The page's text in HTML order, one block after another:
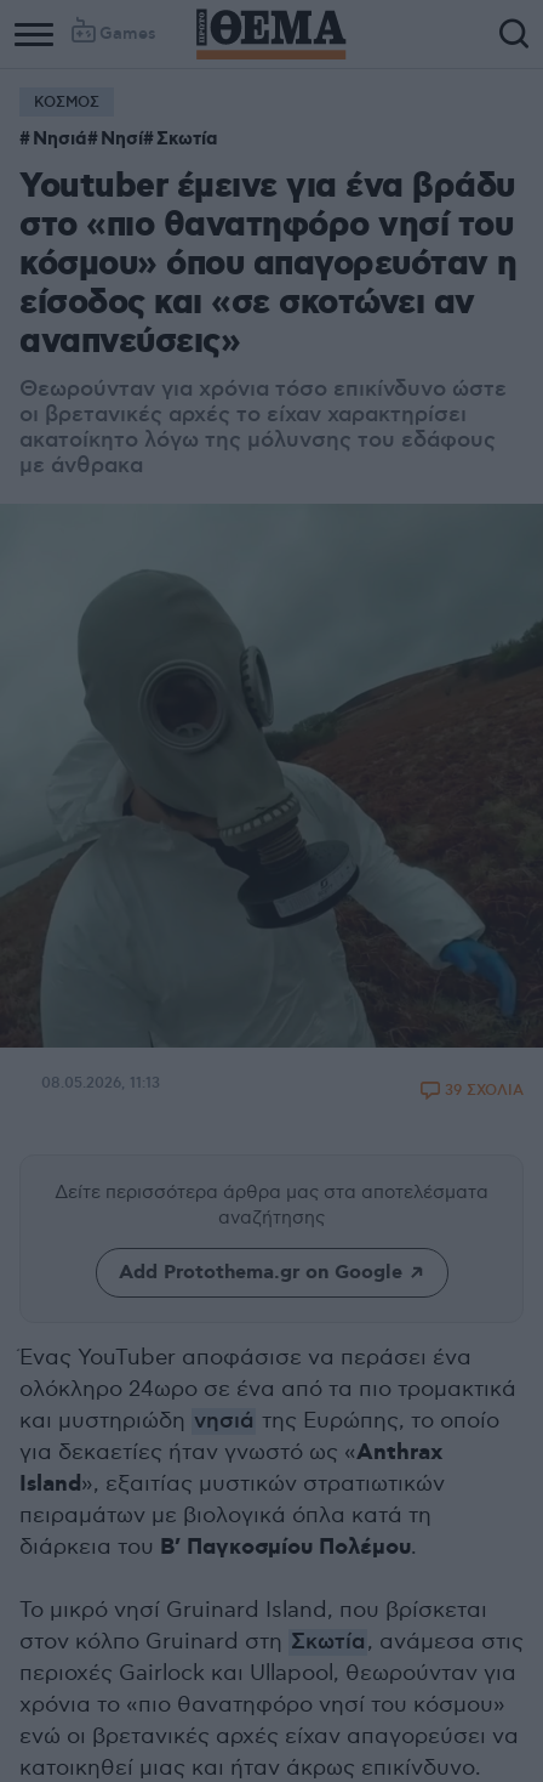
Games
ΚΟΣΜΟΣ
Νησιά Νησί Σκωτία
Youtuber έμεινε για ένα βράδυ
στο «πιο θανατηφόρο νησί του
κόσμου» όπου απαγορευόταν η
είσοδος και «σε σκοτώνει αν
αναπνεύσεις»
Θεωρούνταν για χρόνια τόσο επικίνδυνο ώστε
οι βρετανικές αρχές το είχαν χαρακτηρίσει
ακατοίκητο λόγω της μόλυνσης του εδάφους
με άνθρακα
08.05.2026, 11:13 39 ΣΧΟΛΙΑ
Δείτε περισσότερα άρθρα μας στα αποτελέσματα
αναζήτησης
Add Protothema.gr on Google
Ένας YouTuber αποφάσισε να περάσει ένα
ολόκληρο 24ωρο σε ένα από τα πιο τρομακτικά
και μυστηριώδη νησιά της Ευρώπης, το οποίο
για δεκαετίες ήταν γνωστό ως «Anthrax
Island», εξαιτίας μυστικών στρατιωτικών
πειραμάτων με βιολογικά όπλα κατά τη
διάρκεια του Β’ Παγκοσμίου Πολέμου.
Το μικρό νησί Gruinard Island, που βρίσκεται
στον κόλπο Gruinard στη Σκωτία, ανάμεσα στις
περιοχές Gairlock και Ullapool, θεωρούνταν για
χρόνια το «πιο θανατηφόρο νησί του κόσμου»
ενώ οι βρετανικές αρχές είχαν απαγορεύσει να
κατοικηθεί μιας και ήταν άκρως επικίνδυνο.